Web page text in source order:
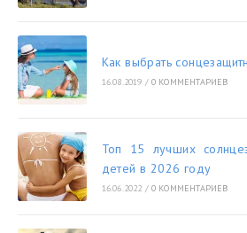
Как выбрать
16.08.2019 / 0 КОММЕНТАРИЕВ
Топ 15 лучших
детей в 2026 году
16.06.2022 / 0 КОММЕНТАРИЕВ